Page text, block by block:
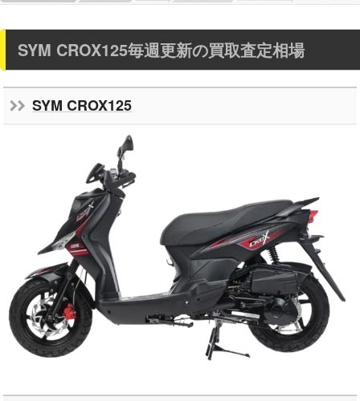
SYM CROX125毎週更新の買取査定相場
SYM CROX125